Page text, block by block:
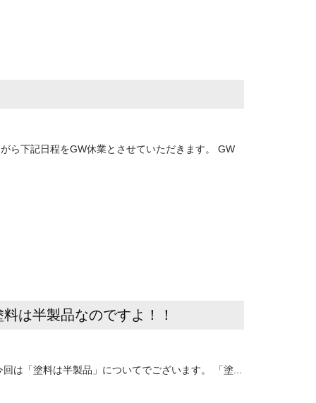
ら下記日程をGW休業とさせていただきます。 GW
は半製品なのですよ！！
は「塗料は半製品」についてでございます。 「塗...